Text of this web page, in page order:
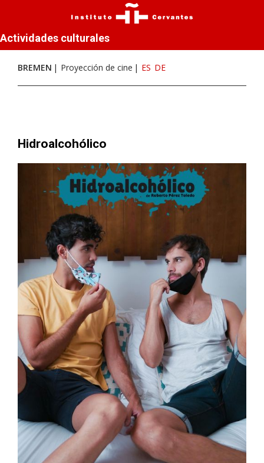
Actividades culturales
BREMEN Proyección de cine ES DE
Hidroalcohólico